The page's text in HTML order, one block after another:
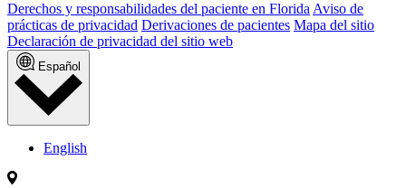
Derechos y responsabilidades del paciente en FloridaAviso de
prácticas de privacidad Derivaciones de pacientes Mapa del sitio
Declaración de privacidad del sitio web
Español
English